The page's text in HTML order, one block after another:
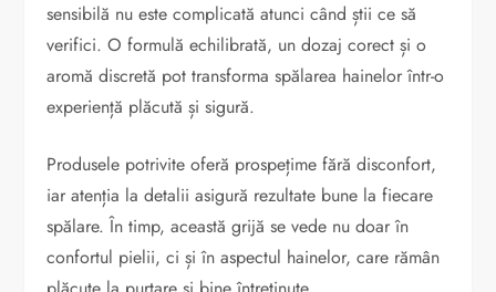
sensibilă nu este complicată atunci când știi ce să
verifici. O formulă echilibrată, un dozaj corect și o
aromă discretă pot transforma spălarea hainelor într-o
experiență plăcută și sigură.
Produsele potrivite oferă prospețime fără disconfort,
iar atenția la detalii asigură rezultate bune la fiecare
spălare. În timp, această grijă se vede nu doar în
confortul pielii, ci și în aspectul hainelor, care rămân